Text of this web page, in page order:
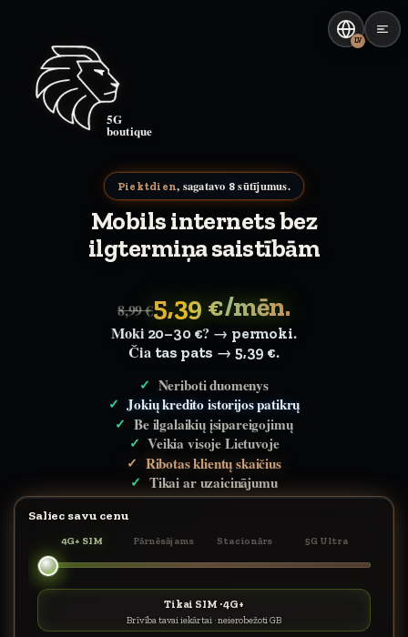
LV
5G
boutique
Piektdien, sagatavo 8 sūtījumus.
Mobils internets bez
ilgtermiņa saistībām
8,99 €5,39 €/mēn.
Moki 20–30 €? → permoki.
Čia tas pats → 5,39 €.
Neriboti duomenys
Jokių kredito istorijos patikrų
Be ilgalaikių įsipareigojimų
Veikia visoje Lietuvoje
Ribotas klientų skaičius
Tikai ar uzaicinājumu
Saliec savu cenu
4G+ SIM Pārnēsājams Stacionārs 5G Ultra
Tikai SIM · 4G+
Brīvība tavai iekārtai · neierobežoti GB